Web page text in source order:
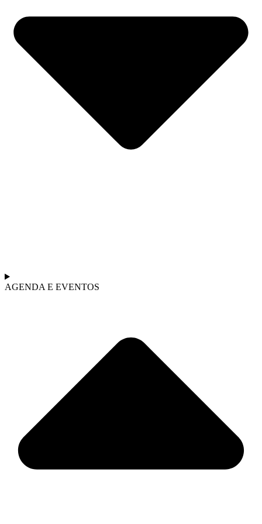
AGENDA E EVENTOS